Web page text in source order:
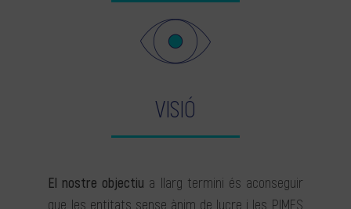
VISIÓ
El nostre objectiu a llarg termini és aconseguir
que les entitats sense ànim de lucre i les PIMES